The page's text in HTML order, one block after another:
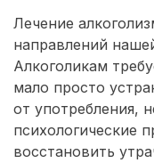
Лечение
направлений
Алкоголикам
мало просто
от употребления,
психологические
восстановить